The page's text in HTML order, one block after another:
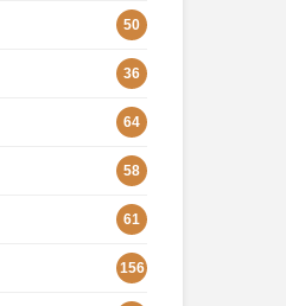
50
36
64
58
61
156